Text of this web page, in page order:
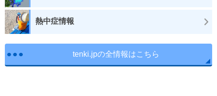
熱中症情報
tenki.jpの全情報はこちら